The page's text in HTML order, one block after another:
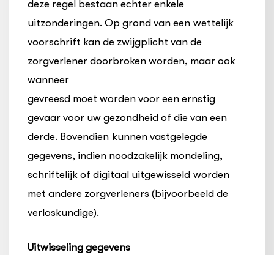
deze regel bestaan echter enkele
uitzonderingen. Op grond van een wettelijk
voorschrift kan de zwijgplicht van de
zorgverlener doorbroken worden, maar ook
wanneer
gevreesd moet worden voor een ernstig
gevaar voor uw gezondheid of die van een
derde. Bovendien kunnen vastgelegde
gegevens, indien noodzakelijk mondeling,
schriftelijk of digitaal uitgewisseld worden
met andere zorgverleners (bijvoorbeeld de
verloskundige).
Uitwisseling gegevens